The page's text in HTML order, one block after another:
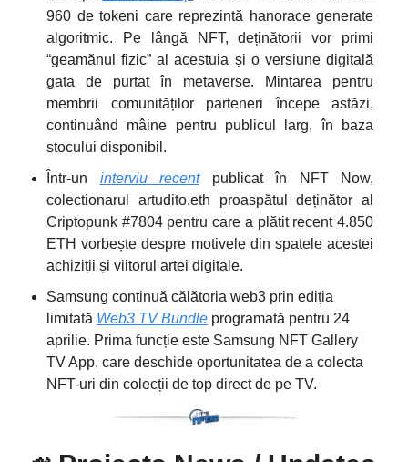
960 de tokeni care reprezintă hanorace generate
algoritmic. Pe lângă NFT, deținătorii vor primi
“geamănul fizic” al acestuia și o versiune digitală
gata de purtat în metaverse. Mintarea pentru
membrii comunităților parteneri începe astăzi,
continuând mâine pentru publicul larg, în baza
stocului disponibil.
Într-un interviu recentpublicat în NFT Now,
colectionarul artudito.eth proaspătul deținător al
Criptopunk #7804 pentru care a plătit recent 4.850
ETH vorbește despre motivele din spatele acestei
achiziții și viitorul artei digitale.
Samsung continuă călătoria web3 prin ediția
limitată Web3 TV Bundle programată pentru 24
aprilie. Prima funcție este Samsung NFT Gallery
TV App, care deschide oportunitatea de a colecta
NFT-uri din colecții de top direct de pe TV.